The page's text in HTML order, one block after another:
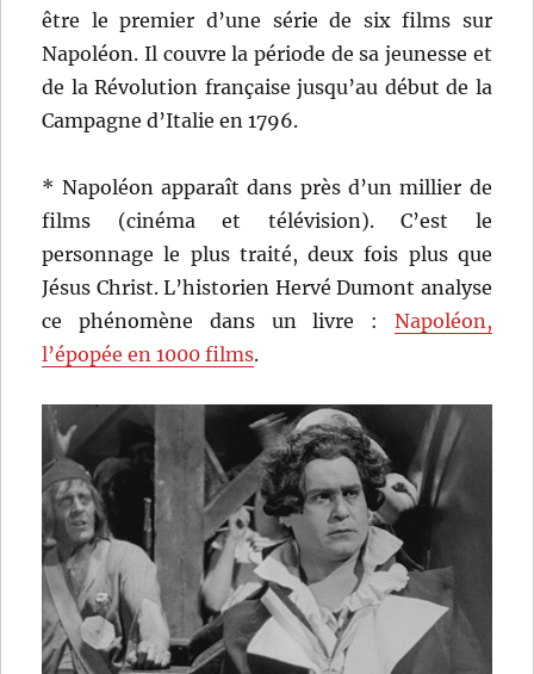
être le premier d’une série de six films sur
Napoléon. Il couvre la période de sa jeunesse et
de la Révolution française jusqu’au début de la
Campagne d’Italie en 1796.
* Napoléon apparaît dans près d’un millier de
films (cinéma et télévision). C’est le
personnage le plus traité, deux fois plus que
Jésus Christ. L’historien Hervé Dumont analyse
ce phénomène dans un livre : Napoléon,
l’épopée en 1000 films.